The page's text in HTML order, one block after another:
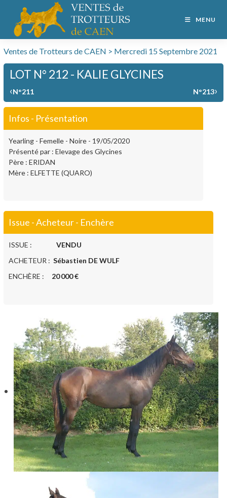
MENU
Ventes de Trotteurs de CAEN > Mercredi 15 Septembre 2021
LOT N° 212 - KALIE GLYCINES
‹N°211 N°213›
Infos - Présentation
Yearling - Femelle - Noire - 19/05/2020
Présenté par : Elevage des Glycines
Père : ERIDAN
Mère : ELFETTE (QUARO)
Issue - Acheteur - Enchère
ISSUE : VENDU
ACHETEUR : Sébastien DE WULF
ENCHÈRE : 20 000 €